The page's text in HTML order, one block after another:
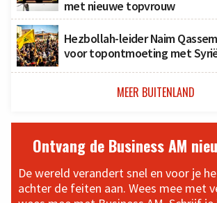
met nieuwe topvrouw
Hezbollah-leider Naim
voor topontmoeting met
MEER BUITENLAND
Ontvang de Business AM
De wereld verandert snel en voor je
achter de feiten aan. Wees mee met